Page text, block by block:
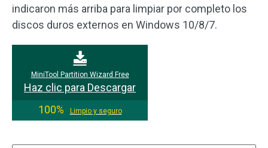
indicaron más arriba para limpiar por completo los
discos duros externos en Windows 10/8/7.
MiniTool Partition Wizard Free
Haz clic para Descargar
100%
Limpio y seguro